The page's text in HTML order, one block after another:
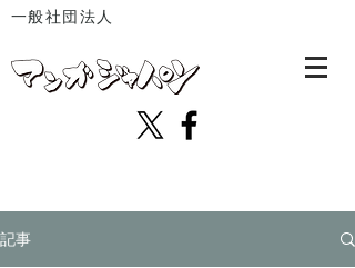
一般社団法人
記事